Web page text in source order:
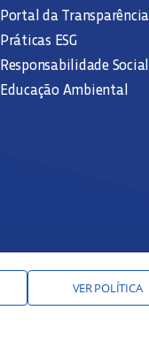
Portal da Transparência
Práticas ESG
Responsabilidade Social
Educação Ambiental
VER POLÍTICA